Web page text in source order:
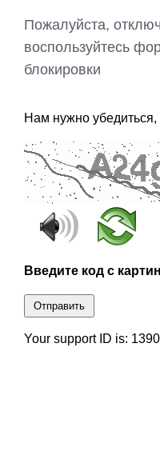
Пожалуйста,
воспользуйтесь
блокировки
Нам нужно
Введите код с
Отправить
Your support ID is: